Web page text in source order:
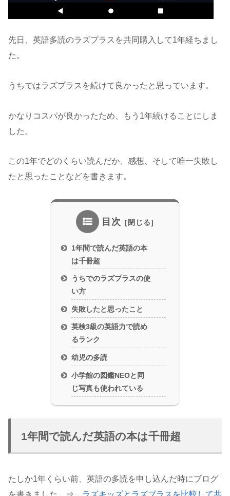
先日、英語多読のラズプラスを共同購入して1年経ちまし
た。
うちではラズプラスを続けて良かったと思っています。
かなりコスパが良かったため、もう1年続けることにしま
した。
この1年でどのくらい読んだか、感想、そして唯一失敗し
たと思ったことなどを書きます。
目次
1年間で読んだ英語の本
は千冊超
うちでのラズプラスの使
い方
失敗したと思ったこと
英検3級の英語力で読め
るランク
幼児の多読
小学館の図鑑NEOと同
じ写真も使われている
1年間で読んだ英語の本は千冊超
たしか1年くらい前、英語の多読を申し込んだ時にブログ
を書きました。⇒…ラズキッズとラズプラスを比較して共